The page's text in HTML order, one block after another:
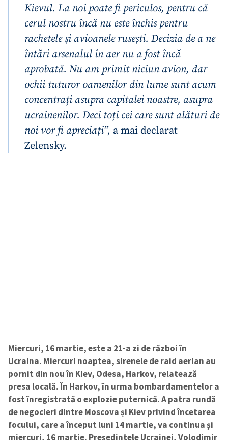
Kievul. La noi poate fi periculos, pentru că
cerul nostru încă nu este închis pentru
rachetele și avioanele rusești. Decizia de a ne
întări arsenalul în aer nu a fost încă
aprobată. Nu am primit niciun avion, dar
ochii tuturor oamenilor din lume sunt acum
concentrați asupra capitalei noastre, asupra
ucrainenilor. Deci toți cei care sunt alături de
noi vor fi apreciați”, a mai declarat
Zelensky.
Miercuri, 16 martie, este a 21-a zi de război în
Ucraina. Miercuri noaptea, sirenele de raid aerian au
pornit din nou în Kiev, Odesa, Harkov, relatează
presa locală. În Harkov, în urma bombardamentelor a
fost înregistrată o explozie puternică. A patra rundă
de negocieri dintre Moscova și Kiev privind încetarea
focului, care a început luni 14 martie, va continua și
miercuri, 16 martie. Preşedintele Ucrainei, Volodimir